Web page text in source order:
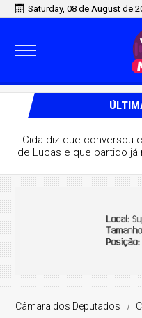
Saturday, 08 de August de
Cida diz que conversou
de Lucas e que partido
Câmara dos Deputados